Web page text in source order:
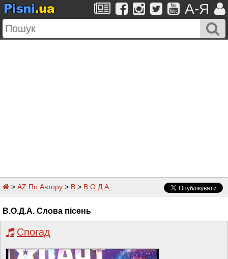
A-Я
> AZ По Автору > В > В.О.Д.А.
В.О.Д.А. Слова пісень
Спогад